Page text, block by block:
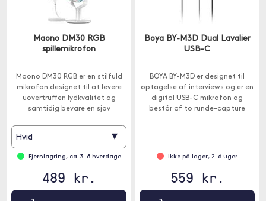
Maono DM30 RGB
spillemikrofon
Maono DM30 RGB er en stilfuld
mikrofon designet til at levere
uovertruffen lydkvalitet og
samtidig bevare en sjov
Hvid ▾
Fjernlagring, ca. 3-8 hverdage
489 kr.
Boya BY-M3D Dual Lavalier
USB-C
BOYA BY-M3D er designet til
optagelse af interviews og er en
digital USB-C mikrofon og
består af to runde-capture
enheder med et USB-C stik.
Ikke på lager, 2-6 uger
559 kr.